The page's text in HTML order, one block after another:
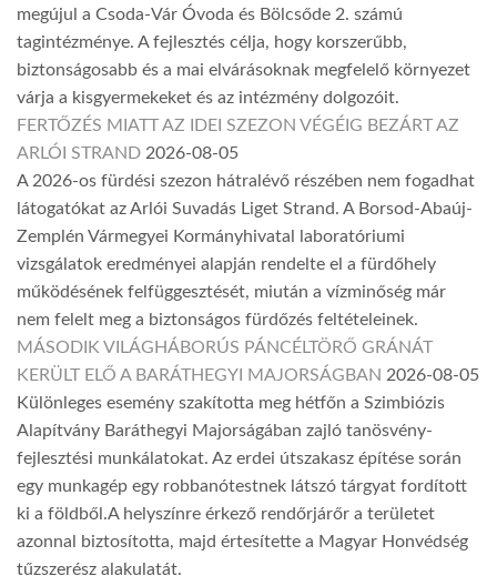
megújul a Csoda-Vár Óvoda és Bölcsőde 2. számú
tagintézménye. A fejlesztés célja, hogy korszerűbb,
biztonságosabb és a mai elvárásoknak megfelelő környezet
várja a kisgyermekeket és az intézmény dolgozóit.
FERTŐZÉS MIATT AZ IDEI SZEZON VÉGÉIG BEZÁRT AZ
ARLÓI STRAND 2026-08-05
A 2026-os fürdési szezon hátralévő részében nem fogadhat
látogatókat az Arlói Suvadás Liget Strand. A Borsod-Abaúj-
Zemplén Vármegyei Kormányhivatal laboratóriumi
vizsgálatok eredményei alapján rendelte el a fürdőhely
működésének felfüggesztését, miután a vízminőség már
nem felelt meg a biztonságos fürdőzés feltételeinek.
MÁSODIK VILÁGHÁBORÚS PÁNCÉLTÖRŐ GRÁNÁT
KERÜLT ELŐ A BARÁTHEGYI MAJORSÁGBAN 2026-08-05
Különleges esemény szakította meg hétfőn a Szimbiózis
Alapítvány Baráthegyi Majorságában zajló tanösvény-
fejlesztési munkálatokat. Az erdei útszakasz építése során
egy munkagép egy robbanótestnek látszó tárgyat fordított
ki a földből.A helyszínre érkező rendőrjárőr a területet
azonnal biztosította, majd értesítette a Magyar Honvédség
tűzszerész alakulatát.